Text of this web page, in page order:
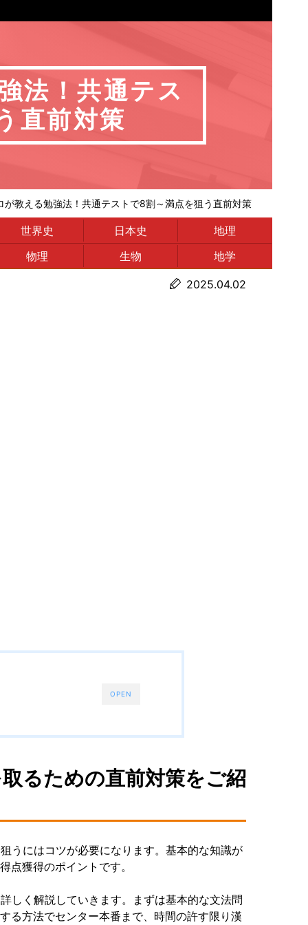
法！共通テス
直前対策
が教える勉強法！共通テストで8割～満点を狙う直前対策
世界史 日本史
地理
物理
生物 地学
2025.04.02
OPEN
るための直前対策をご紹
うにはコツが必要になります。基本的な知識が
点獲得のポイントです。
しく解説していきます。まずは基本的な文法問
る方法でセンター本番まで、時間の許す限り漢